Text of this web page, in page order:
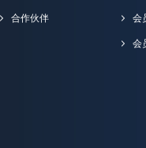
合作伙伴 会
会